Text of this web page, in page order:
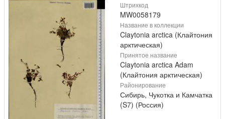
Штрихкод
MW0058179
Название в коллекции
Claytonia arctica (Клайтония
арктическая)
Принятое название
Claytonia arctica Adam
(Клайтония арктическая)
Районирование
Сибирь, Чукотка и Камчатка
(S7) (Россия)